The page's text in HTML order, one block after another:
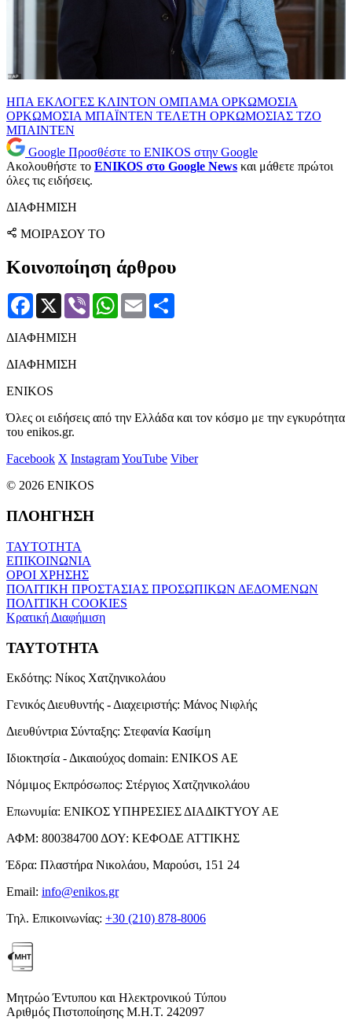
ΗΠΑ ΕΚΛΟΓΕΣ ΚΛΙΝΤΟΝ ΟΜΠΑΜΑ ΟΡΚΩΜΟΣΙΑ
ΟΡΚΩΜΟΣΙΑ ΜΠΑΪΝΤΕΝ ΤΕΛΕΤΗ ΟΡΚΩΜΟΣΙΑΣ ΤΖΟ
ΜΠΑΙΝΤΕΝ
Google Προσθέστε το ENIKOS στην Google
Ακολουθήστε το ENIKOS στο Google News και μάθετε πρώτοι
όλες τις ειδήσεις.
ΔΙΑΦΗΜΙΣΗ
ΜΟΙΡΑΣΟΥ ΤΟ
Κοινοποίηση άρθρου
Facebook
X Viber WhatsApp
Email
ΔΙΑΦΗΜΙΣΗ
ΔΙΑΦΗΜΙΣΗ
ENIKOS
Όλες οι ειδήσεις από την Ελλάδα και τον κόσμο με την εγκυρότητα
του enikos.gr.
Facebook X InstagramYouTube Viber
© 2026 ENIKOS
ΠΛΟΗΓΗΣΗ
ΤΑΥΤΟΤΗΤΑ
ΕΠΙΚΟΙΝΩΝΙΑ
ΟΡΟΙ ΧΡΗΣΗΣ
ΠΟΛΙΤΙΚΗ ΠΡΟΣΤΑΣΙΑΣ ΠΡΟΣΩΠΙΚΩΝ ΔΕΔΟΜΕΝΩΝ
ΠΟΛΙΤΙΚΗ COOKIES
Κρατική Διαφήμιση
ΤΑΥΤΟΤΗΤΑ
Εκδότης: Νίκος Χατζηνικολάου
Γενικός Διευθυντής - Διαχειριστής: Μάνος Νιφλής
Διευθύντρια Σύνταξης: Στεφανία Κασίμη
Ιδιοκτησία - Δικαιούχος domain: ENIKOS AE
Νόμιμος Εκπρόσωπος: Στέργιος Χατζηνικολάου
Επωνυμία: ΕΝΙΚΟΣ ΥΠΗΡΕΣΙΕΣ ΔΙΑΔΙΚΤΥΟΥ ΑΕ
ΑΦΜ: 800384700 ΔΟΥ: ΚΕΦΟΔΕ ΑΤΤΙΚΗΣ
Έδρα: Πλαστήρα Νικολάου, Μαρούσι, 151 24
Email: info@enikos.gr
Τηλ. Επικοινωνίας: +30 (210) 878-8006
Μητρώο Έντυπου και Ηλεκτρονικού Τύπου
Αριθμός Πιστοποίησης Μ.Η.Τ. 242097